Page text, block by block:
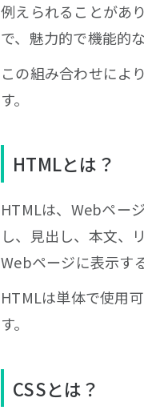
例えられることがあ
で、魅力的で機能的
この組み合わせによ
す。
HTMLとは？
HTMLは、Webペー
し、見出し、本文、
Webページに表示す
HTMLは単体で使用
す。
CSSとは？